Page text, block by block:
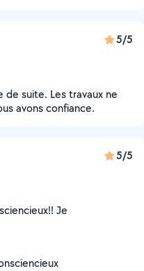
5/5
suite. Les travaux ne
avons confiance.
5/5
Je